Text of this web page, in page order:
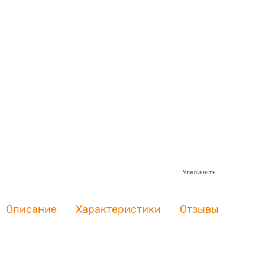
Увеличить
Описание Характеристики Отзывы